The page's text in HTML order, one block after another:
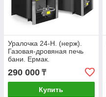
Уралочка 24-Н. (нерж).
Газовая-дровяная печь
бани. Ермак.
290 000 ₸
Купить